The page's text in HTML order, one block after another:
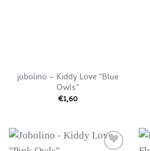
jobolino – Kiddy Love “Blue
Owls”
€1,60